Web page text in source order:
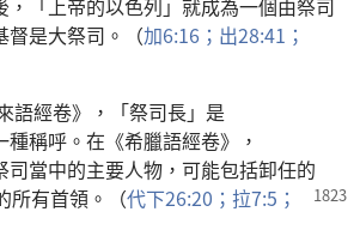
，「上帝的以色列 」 就成為一個由祭司
督是大祭司 。（加6:16； 出28:41；
語經卷》，「祭司長」 是
種稱呼 。 在 《希臘語經卷》，
司當中的主要人物 ， 可能包括卸任的
所有首領 。（代下26:20； 拉7:5；